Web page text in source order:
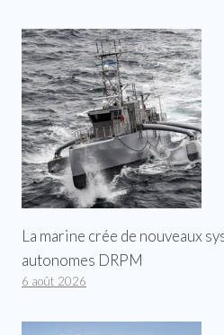
La marine crée de nouveaux
autonomes DRPM
6 août 2026